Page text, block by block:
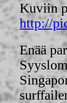
Kuviin
http://
Enää